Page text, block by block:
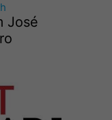
José